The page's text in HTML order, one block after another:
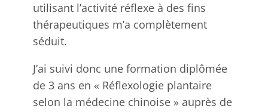
utilisant l’activité réflexe à des fins
thérapeutiques m’a complètement
séduit.
J’ai suivi donc une formation diplômée
de 3 ans en « Réflexologie plantaire
selon la médecine chinoise » auprès de